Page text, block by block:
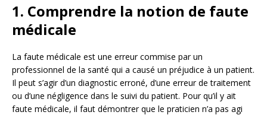
1. Comprendre la notion de faute
médicale
La faute médicale est une erreur commise par un
professionnel de la santé qui a causé un préjudice à un patient.
Il peut s’agir d’un diagnostic erroné, d’une erreur de traitement
ou d’une négligence dans le suivi du patient. Pour qu’il y ait
faute médicale, il faut démontrer que le praticien n’a pas agi